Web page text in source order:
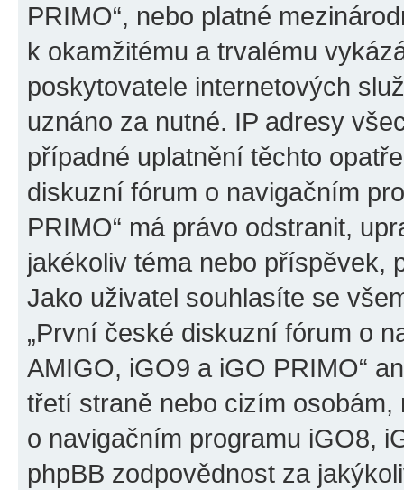
PRIMO“, nebo platné
k okamžitému a trvalému
poskytovatele internetových
uznáno za nutné. IP adresy
případné uplatnění těchto
diskuzní fórum o navigačním
PRIMO“ má právo odstranit,
jakékoliv téma nebo příspěvek,
Jako uživatel souhlasíte se
„První české diskuzní fórum o
AMIGO, iGO9 a iGO PRIMO“
třetí straně nebo cizím
o navigačním programu iGO8,
phpBB zodpovědnost za